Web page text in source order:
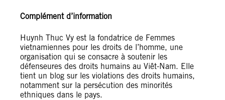
Complément d’information
Huynh Thuc Vy est la fondatrice de Femmes
vietnamiennes pour les droits de l’homme, une
organisation qui se consacre à soutenir les
défenseures des droits humains au Viêt-Nam. Elle
tient un blog sur les violations des droits humains,
notamment sur la persécution des minorités
ethniques dans le pays.